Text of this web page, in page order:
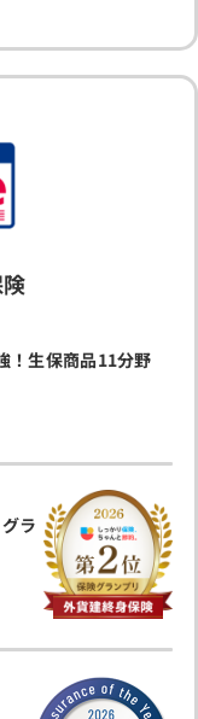
！生保商品11分野
ラ